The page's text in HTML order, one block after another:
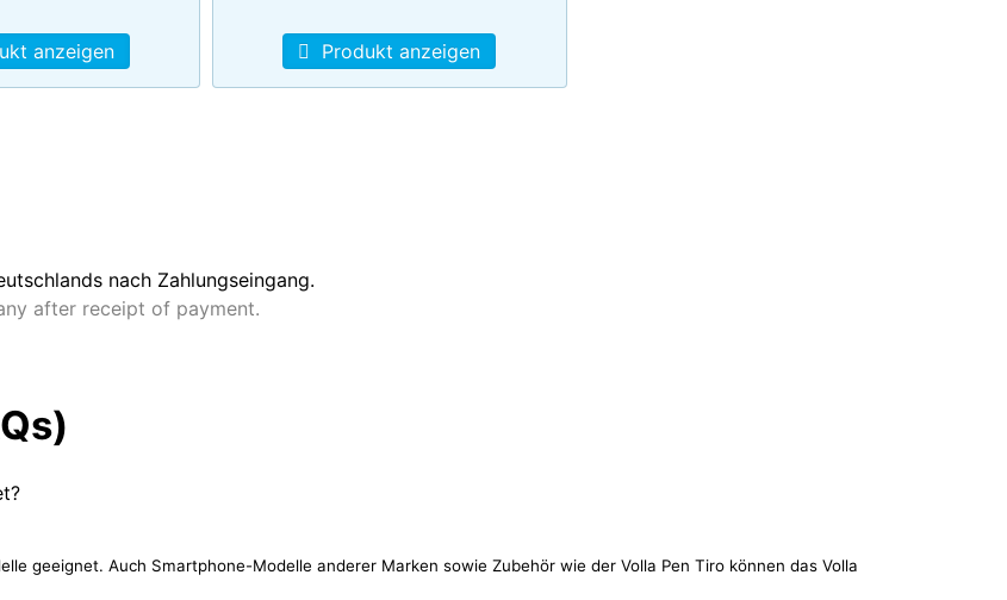
anzeigen Produkt anzeigen
nach Zahlungseingang.
after receipt of payment.
geeignet. Auch Smartphone-Modelle anderer Marken sowie Zubehör wie der Volla Pen Tiro können das Volla